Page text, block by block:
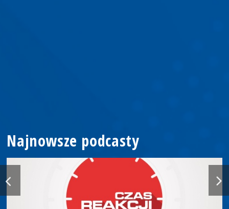
Najnowsze podcasty